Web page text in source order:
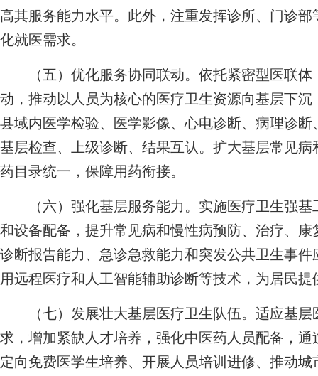
高其服务能力水平。此外，注重发挥诊所、门诊
化就医需求。
（五）优化服务协同联动。依托紧密型医联体
动，推动以人员为核心的医疗卫生资源向基层下
县域内医学检验、医学影像、心电诊断、病理诊
基层检查、上级诊断、结果互认。扩大基层常见
药目录统一，保障用药衔接。
（六）强化基层服务能力。实施医疗卫生强基
和设备配备，提升常见病和慢性病预防、治疗、
诊断报告能力、急诊急救能力和突发公共卫生事
用远程医疗和人工智能辅助诊断等技术，为居民
（七）发展壮大基层医疗卫生队伍。适应基层
求，增加紧缺人才培养，强化中医药人员配备，
定向免费医学生培养、开展人员培训进修、推动